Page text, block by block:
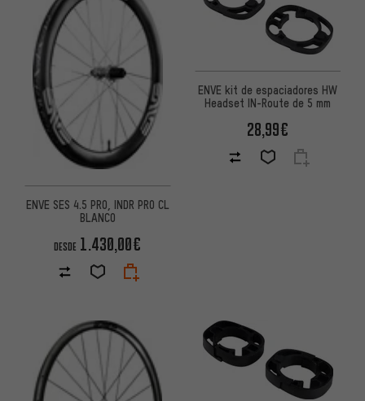
ENVE SES 4.5 PRO, INDR PRO CL
BLANCO
DESDE 1.430,00€
ENVE kit de espaciadores HW
Headset IN-Route de 5 mm
28,99€